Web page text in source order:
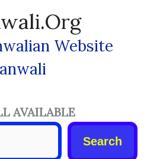
Website
AVAILABLE
Search